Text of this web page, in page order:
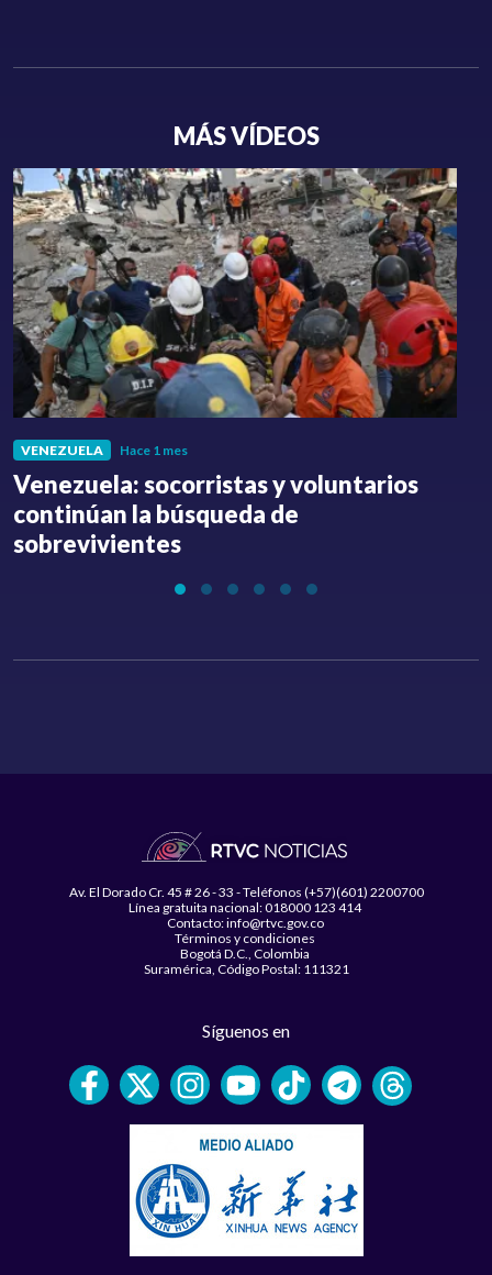
MÁS VÍDEOS
VENEZUELA Hace 1 mes
Venezuela: socorristas y voluntarios
continúan la búsqueda de
sobrevivientes
Av. El Dorado Cr. 45 # 26 - 33 - Teléfonos (+57)(601) 2200700
Línea gratuita nacional: 018000 123 414
Contacto: info@rtvc.gov.co
Términos y condiciones
Bogotá D.C., Colombia
Suramérica, Código Postal: 111321
Síguenos en